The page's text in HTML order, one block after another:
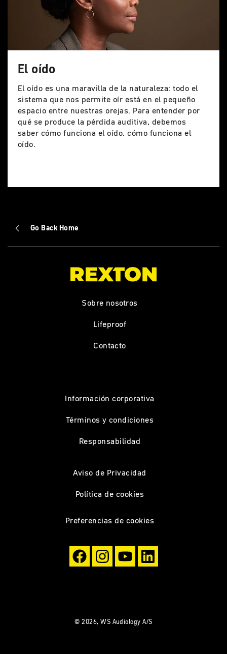
El oído
El oído es una maravilla de la naturaleza: todo el
sistema que nos permite oír está en el pequeño
espacio entre nuestras orejas. Para entender por
qué se produce la pérdida auditiva, debemos
saber cómo funciona el oído. cómo funciona el
oído.
Go Back Home
Sobre nosotros
Lifeproof
Contacto
Información corporativa
Términos y condiciones
Responsabilidad
Aviso de Privacidad
Política de cookies
Preferencias de cookies
© 2026, WS Audiology A/S